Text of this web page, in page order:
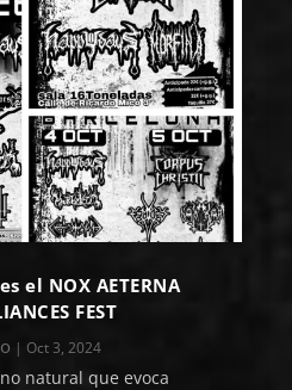
el NOX AETERNA
FEST
|Oct 3, 2024
natural que evoca